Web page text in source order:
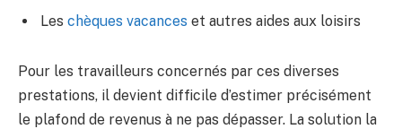
Les chèques vacances et autres aides aux loisirs
Pour les travailleurs concernés par ces diverses
prestations, il devient difficile d’estimer précisément
le plafond de revenus à ne pas dépasser. La solution la